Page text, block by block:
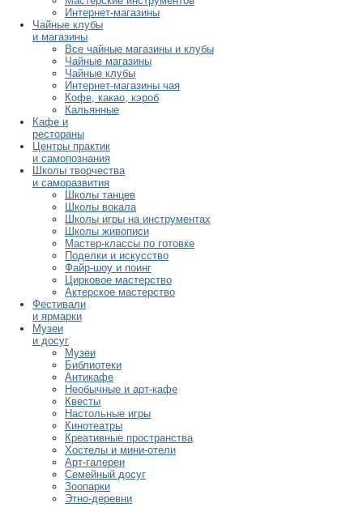
Интернет-магазины
Чайные клубы
и магазины
Все чайные магазины и клубы
Чайные магазины
Чайные клубы
Интернет-магазины чая
Кофе, какао, кэроб
Кальянные
Кафе и
рестораны
Центры практик
и самопознания
Школы творчества
и саморазвития
Школы танцев
Школы вокала
Школы игры на инструментах
Школы живописи
Мастер-классы по готовке
Поделки и искусство
Файр-шоу и поинг
Цирковое мастерство
Актерское мастерство
Фестивали
и ярмарки
Музеи
и досуг
Музеи
Библиотеки
Антикафе
Необычные и арт-кафе
Квесты
Настольные игры
Кинотеатры
Креативные пространства
Хостелы и мини-отели
Арт-галереи
Семейный досуг
Зоопарки
Этно-деревни